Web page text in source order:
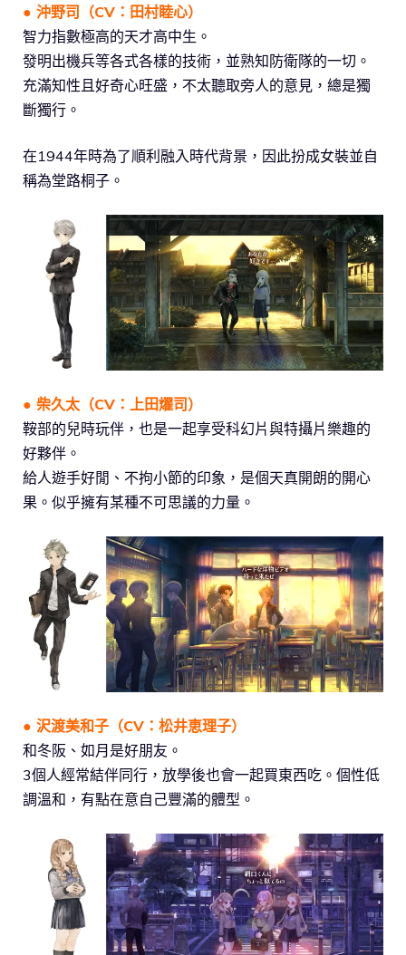
● 沖野司（CV：田村睦心）
智力指數極高的天才高中生。
發明出機兵等各式各樣的技術，並熟知防衛隊的一切。
充滿知性且好奇心旺盛，不太聽取旁人的意見，總是獨
斷獨行。
在1944年時為了順利融入時代背景，因此扮成女裝並自
稱為堂路桐子。
● 柴久太（CV：上田燿司）
鞍部的兒時玩伴，也是一起享受科幻片與特攝片樂趣的
好夥伴。
給人遊手好閒、不拘小節的印象，是個天真開朗的開心
果。似乎擁有某種不可思議的力量。
● 沢渡美和子（CV：松井恵理子）
和冬阪、如月是好朋友。
3個人經常結伴同行，放學後也會一起買東西吃。個性低
調溫和，有點在意自己豐滿的體型。